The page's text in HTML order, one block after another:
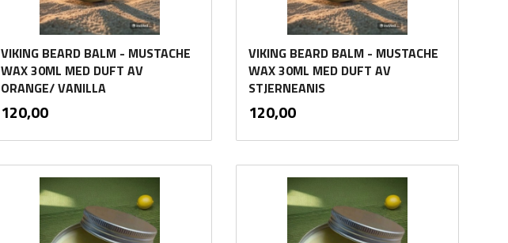
VIKING BEARD BALM - MUSTACHE
WAX 30ML MED DUFT AV
ORANGE/ VANILLA
Pris
120,00mva.
Kjøp
VIKING BEARD BALM - MUSTACHE
WAX 30ML MED DUFT AV
STJERNEANIS
Pris
120,00mva.
Kjøp